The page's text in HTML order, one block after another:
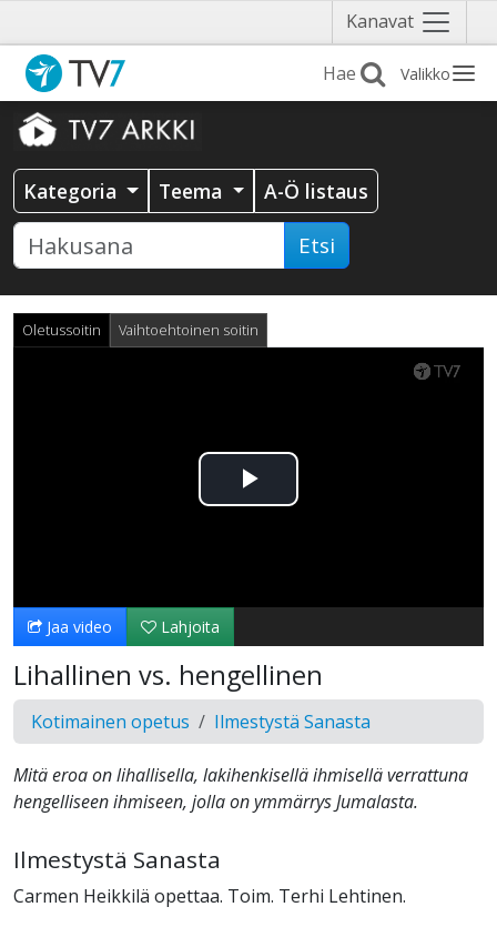
Kanavat Näytä
valikko
Valikko
Kategoria Teema A-Ö listaus
Etsi
Oletussoitin Vaihtoehtoinen soitin
Toista
Jaa video Lahjoita
Lihallinen vs. hengellinen
Kotimainen opetus Ilmestystä Sanasta
Mitä eroa on lihallisella, lakihenkisellä ihmisellä verrattuna
hengelliseen ihmiseen, jolla on ymmärrys Jumalasta.
Ilmestystä Sanasta
Carmen Heikkilä opettaa. Toim. Terhi Lehtinen.